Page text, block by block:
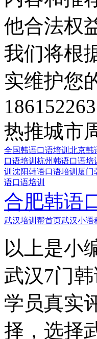
他合法权
我们将根
实维护您
热推城市
全国韩语口语培训 北京韩
口语培训 杭州韩语口语培
训 沈阳韩语口语培训 厦门
语口语培训
合肥韩语
武汉培训帮首页武汉小语
以上是小
武汉7门
学员真实
择，选择